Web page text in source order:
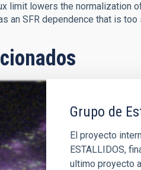
limit lowers the normalization
an SFR dependence that is
Grupo de
El proyecto
ESTALLIDOS,
ultimo proyecto